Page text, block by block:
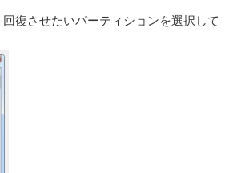
復させたいパーティションを選択して